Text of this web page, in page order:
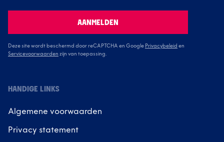
AANMELDEN
Deze site wordt beschermd door reCAPTCHA en Google Privacybeleid en
Servicevoorwaarden zijn van toepassing.
HANDIGE LINKS
Algemene voorwaarden
Privacy statement